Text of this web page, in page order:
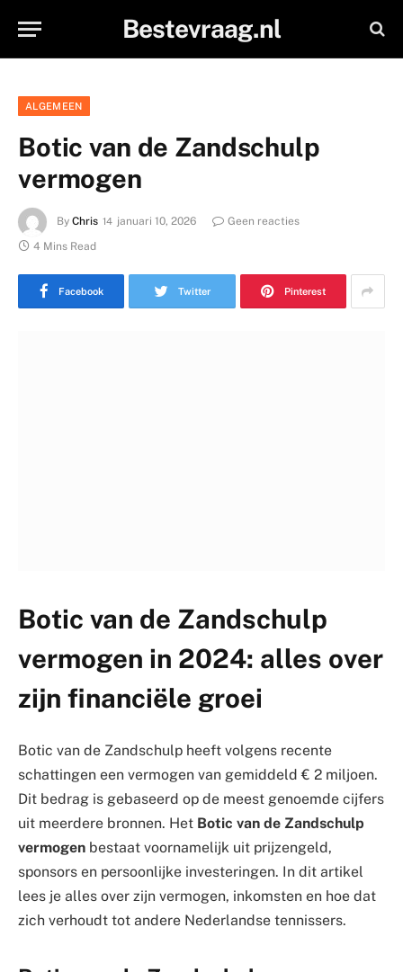
Bestevraag.nl
ALGEMEEN
Botic van de Zandschulp
vermogen
By Chris januari 10, 2026
Geen reacties
4 Mins Read
Facebook Twitter Pinterest
Botic van de Zandschulp
vermogen in 2024: alles over
zijn financiële groei
Botic van de Zandschulp heeft volgens recente
schattingen een vermogen van gemiddeld € 2 miljoen.
Dit bedrag is gebaseerd op de meest genoemde cijfers
uit meerdere bronnen. Het Botic van de Zandschulp
vermogen bestaat voornamelijk uit prijzengeld,
sponsors en persoonlijke investeringen. In dit artikel
lees je alles over zijn vermogen, inkomsten en hoe dat
zich verhoudt tot andere Nederlandse tennissers.